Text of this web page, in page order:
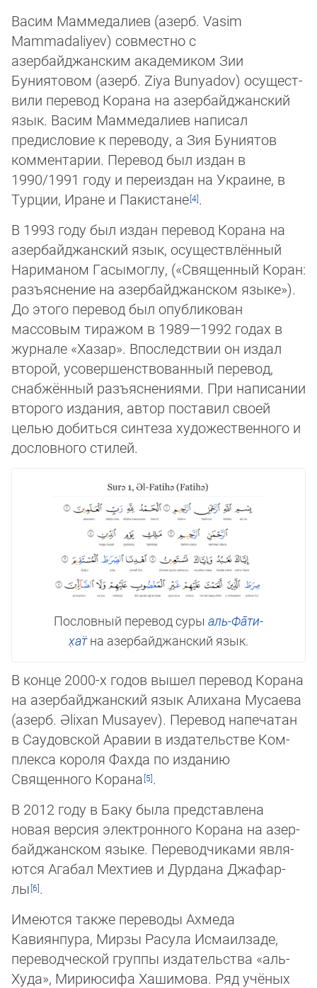
Васим Маммедалиев (азерб. Vasim
Mammadaliyev) совместно с
азербайджанским академиком Зии
Буниятовом (азерб. Ziya Bunyadov) осущест­
вили перевод Корана на азербай­джанский
язык. Васим Маммед­алиев написал
предисловие к переводу, а Зия Буниятов
коммен­тарии. Перевод был издан в
1990/1991 году и переиздан на Украине, в
Турции, Иране и Пакистане .
B 1993 году был издан перевод Корана на
азербай­джанский язык, осущест­влённый
Нариманом Гасымоглу, («Священный Ко­ран:
разъяснение на азер­бай­джан­ском языке»).
До этого перевод был опубли­кован
массовым тиражом в 1989—1992 го­дах в
журнале «Хазар». Bпослед­ствии он издал
второй, усо­вер­шенст­во­ван­ный перевод,
снабжён­ный разъяснениями. При на­пи­са­нии
второго издания, автор поставил своей
целью добиться синтеза худо­жествен­ного и
дослов­ного стилей.
Пословный перевод суры аль-Фа̄­ти­
х̣ат̈на азербайджанский язык.
В конце 2000-х годов вышел пе­ре­вод Корана
на азер­бай­джан­ский язык Алихана Му­са­ева
(азерб. Əlixan Musayev). Перевод напечатан
в Саудовской Аравии в издатель­ст­ве Ком­
плекса короля Фахда по изданию
Священного Корана
.
В 2012 году в Баку была пред­став­лена
новая версия элек­трон­ного Корана на азер­
бай­джан­ском языке. Переводчиками яв­ля­
ют­ся Агабал Мехтиев и Дурдана Джа­фар­
лы
.
Имеются также переводы Ахмеда
Кавиянпура, Мирзы Расула Ис­ма­ил­заде,
перевод­чес­кой группы издательства «аль-
Худа», Мириюсифа Хашимова. Ряд учёных